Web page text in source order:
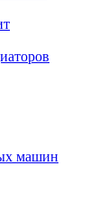
машин